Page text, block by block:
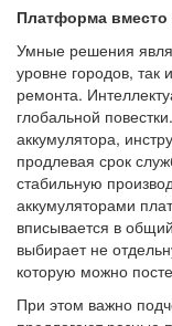
Платформа
Умные решения
уровне городов, так
ремонта.
глобальной
аккумулятора,
продлевая срок
стабильную
аккумуляторами
вписывается в
выбирает не
которую можно
При этом важно